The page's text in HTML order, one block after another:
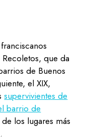
que da
de Buenos
el XIX,
supervivientes de
barrio de
los lugares más